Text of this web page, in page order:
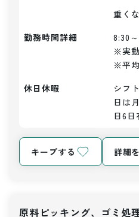
重く
勤務時間詳細
8:30
※実
※平
休日休暇
シフ
日は
日6日
キープする 詳細
原料ピッキング、ゴミ処